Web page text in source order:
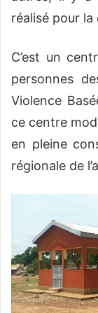
réalisé pour la
C’est un
personnes
Violence
ce centre
en pleine
régionale de